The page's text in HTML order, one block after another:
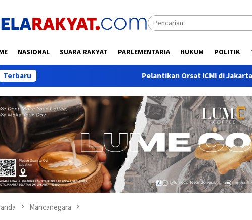
NASIONAL SUARA RAKYAT PARLEMENTARIA HUKUM POLITIK
Terbaru Pelantikan Orsat ICMI di Jakarta, Perkuat
Mancanegara